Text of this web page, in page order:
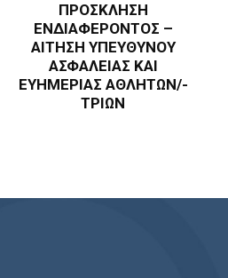
ΠΡΟΣΚΛΗΣΗ
ΕΝΔΙΑΦΕΡΟΝΤΟΣ –
ΑΙΤΗΣΗ ΥΠΕΥΘΥΝΟΥ
ΑΣΦΑΛΕΙΑΣ ΚΑΙ
ΕΥΗΜΕΡΙΑΣ ΑΘΛΗΤΩΝ/-
ΤΡΙΩΝ